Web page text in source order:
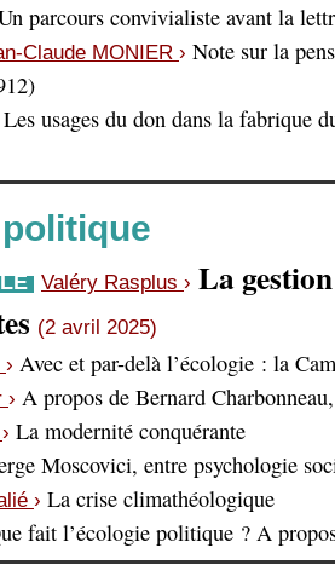
parcours convivialiste avant la
Claude MONIER › Note sur la
Les usages du don dans la fabrique
Valéry Rasplus › La
(2 avril 2025)
› Avec et par-delà l’écologie : la
› A propos de Bernard
› La modernité conquérante
Moscovici, entre psychologie
› La crise climathéologique
fait l’écologie politique ? A